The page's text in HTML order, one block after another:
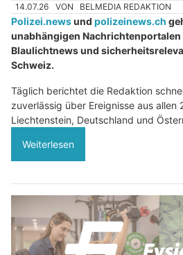
14.07.26 VON BELMEDIA REDAKTION
Polizei.newsund polizeinews.ch
unabhängigen
Blaulichtnews und
Schweiz.
Täglich berichtet die Redaktion
zuverlässig über Ereignisse aus allen
Liechtenstein, Deutschland und
Weiterlesen